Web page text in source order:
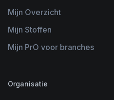
Mijn Overzicht
Mijn Stoffen
Mijn PrO voor branches
Organisatie